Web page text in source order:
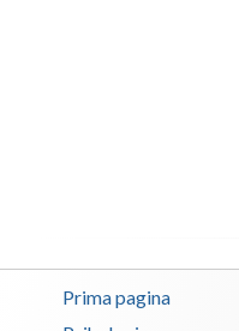
Prima pagina